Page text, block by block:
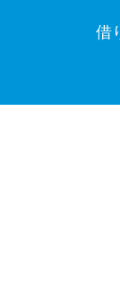
借